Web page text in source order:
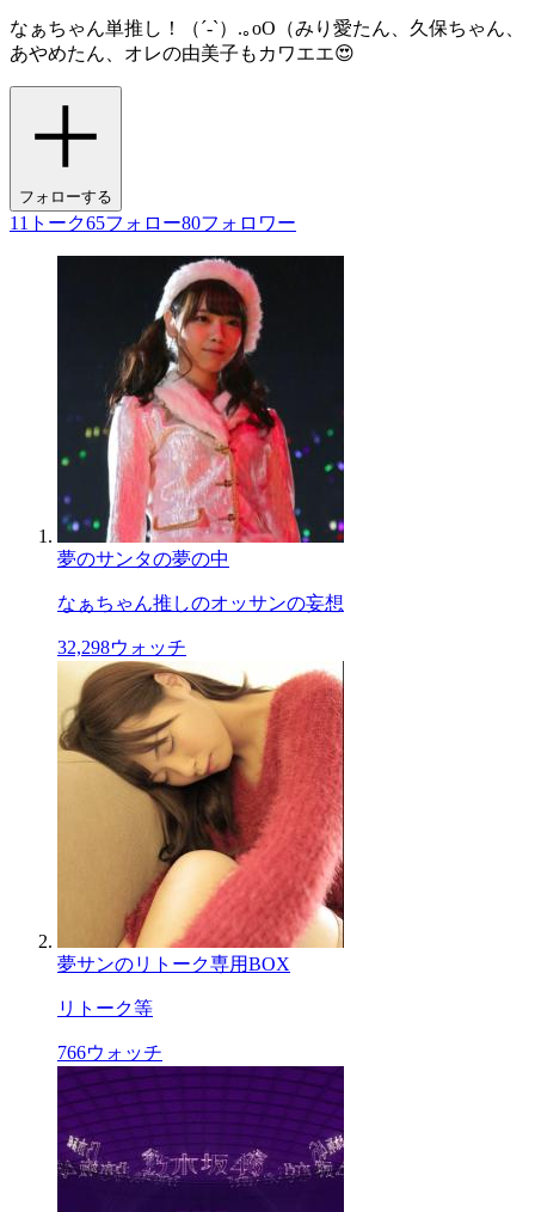
なぁちゃん単推し！（´-`）.｡oO（みり愛たん、久保ちゃん、
あやめたん、オレの由美子もカワエエ😍
フォローする
11 トーク65フォロー80フォロワー
夢のサンタの夢の中
なぁちゃん推しのオッサンの妄想
32,298ウォッチ
夢サンのリトーク専用BOX
リトーク等
766ウォッチ